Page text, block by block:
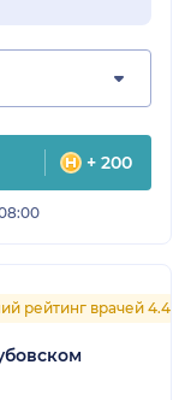
+ 200
рейтинг врачей 4.4